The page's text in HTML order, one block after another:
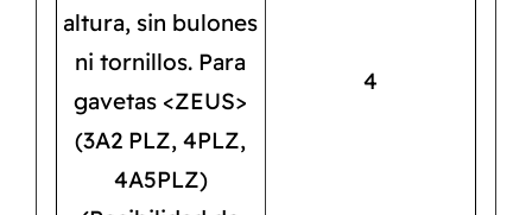
altura, sin bulones
ni tornillos. Para
gavetas <ZEUS>
(3A2 PLZ, 4PLZ,
4A5PLZ)
4